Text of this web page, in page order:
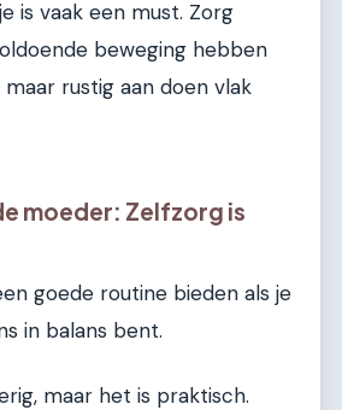
is vaak een must. Zorg
beweging hebben
rustig aan doen vlak
moeder: Zelfzorg is
goede routine bieden als je
in balans bent.
maar het is praktisch.